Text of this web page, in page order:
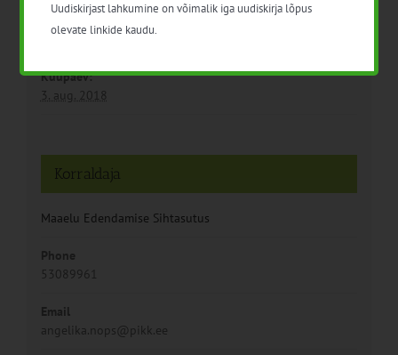
Detailid
Kuupäev:
3. aug. 2018
Korraldaja
Maaelu Edendamise Sihtasutus
Phone
53089961
Email
angelika.nops@pikk.ee
Uudiskirjast lahkumine on võimalik iga uudiskirja lõpus
olevate linkide kaudu.